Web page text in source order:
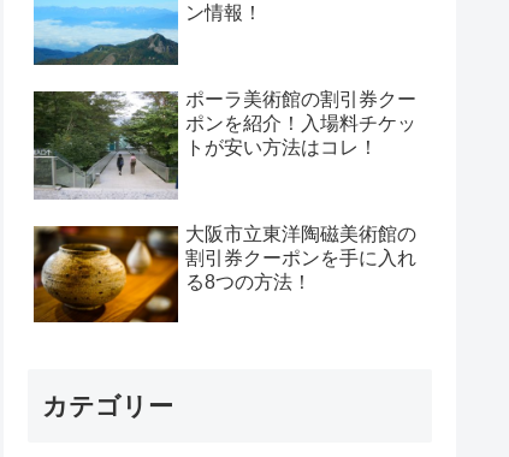
ン情報！
ポーラ美術館の割引券クー
ポンを紹介！入場料チケッ
トが安い方法はコレ！
大阪市立東洋陶磁美術館の
割引券クーポンを手に入れ
る8つの方法！
カテゴリー